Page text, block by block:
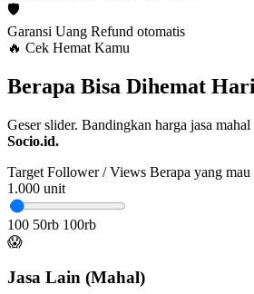
🛡️
Garansi Uang Refund otomatis
🔥 Cek Hemat Kamu
Berapa Bisa Dihemat
Geser slider. Bandingkan harga jasa mahal
Socio.id.
Target Follower / Views Berapa yang
1.000 unit
100 50rb 100rb
😱
Jasa Lain (Mahal)